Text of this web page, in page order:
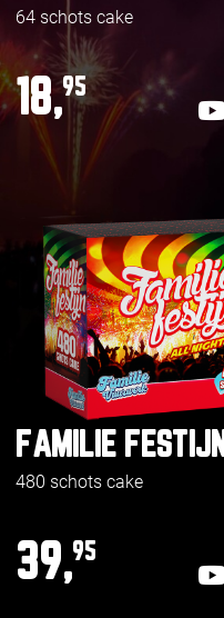
64 schots cake
18,95
FAMILIE FESTIJN
480 schots cake
39,95